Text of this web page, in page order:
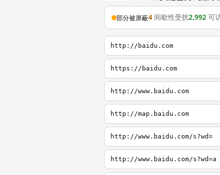
部分被屏蔽4 间歇性受扰2,992 可
http://baidu.com
https://baidu.com
http://www.baidu.com
http://map.baidu.com
http://www.baidu.com/s?wd=
http://www.baidu.com/s?wd=a